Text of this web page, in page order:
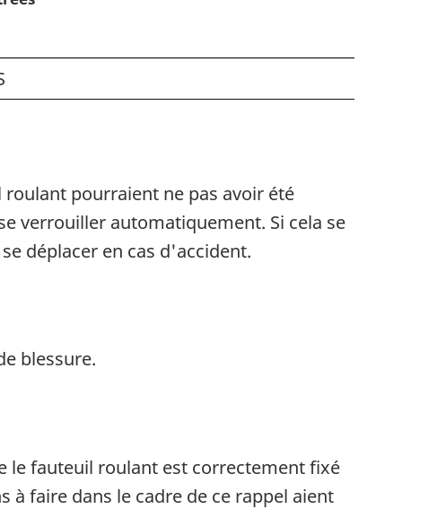
pourraient ne pas avoir été
verrouiller automatiquement. Si cela se
déplacer en cas d'accident.
blessure.
le fauteuil roulant est correctement fixé
à faire dans le cadre de ce rappel aient